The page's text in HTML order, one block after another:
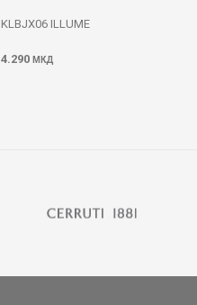
KLBJX06 ILLUME
4.290 МКД